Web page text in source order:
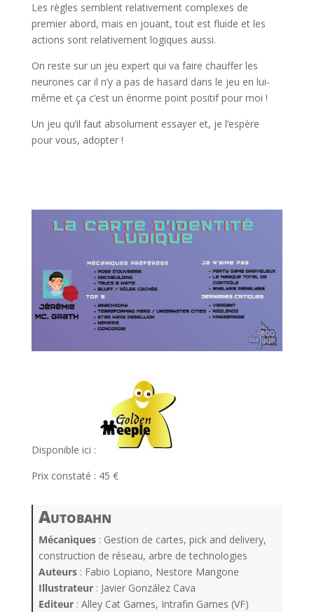
Les règles semblent relativement complexes de
premier abord, mais en jouant, tout est fluide et les
actions sont relativement logiques aussi.
On reste sur un jeu expert qui va faire chauffer les
neurones car il n’y a pas de hasard dans le jeu en lui-
même et ça c’est un énorme point positif pour moi !
Un jeu qu’il faut absolument essayer et, je l’espère
pour vous, adopter !
Disponible ici :
Prix constaté : 45 €
Autobahn
Mécaniques: Gestion de cartes, pick and delivery,
construction de réseau, arbre de technologies
Auteurs: Fabio Lopiano, Nestore Mangone
Illustrateur: Javier González Cava
Editeur: Alley Cat Games, Intrafin Games (VF)